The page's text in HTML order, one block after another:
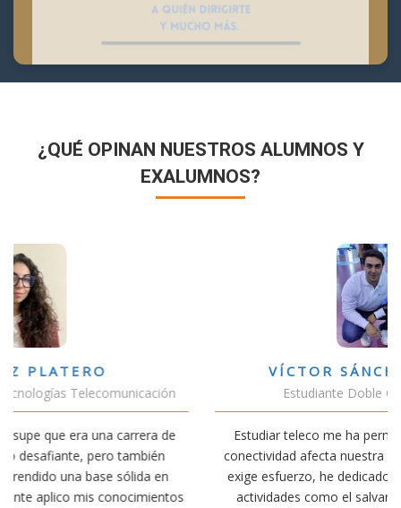
¿QUÉ OPINAN NUESTROS ALUMNOS Y
EXALUMNOS?
VÍCTOR SÁNCHEZ VALENCIA
Estudiante Doble Grado Teleco-ADE
Estudiar teleco me ha permitido comprender cómo la
conectividad afecta nuestra vida diaria. Aunque la carrera
exige esfuerzo, he dedicado parte de mi tiempo a otras
actividades como el salvamento y socorrismo. Estoy